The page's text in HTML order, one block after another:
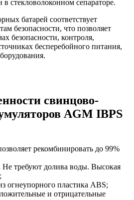
в стекловолоконном сепараторе.
батарей соответствует
безопасности, что позволяет
безопасности, контроля,
бесперебойного питания,
свинцово-
AGM IBPS
рекомбинировать до 99%
требуют долива воды. Высокая
огнеупорного пластика ABS;
и отрицательные